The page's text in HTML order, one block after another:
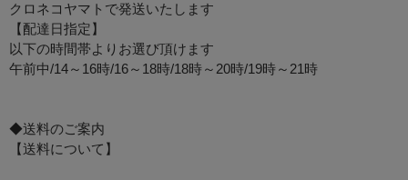
クロネコヤマトで発送いたします
【配達日指定】
以下の時間帯よりお選び頂けます
午前中/14～16時/16～18時/18時～20時/19時～21時
◆送料のご案内
【送料について】